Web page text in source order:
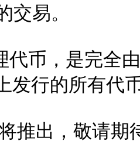
交易。
代币，是完全
行的所有代